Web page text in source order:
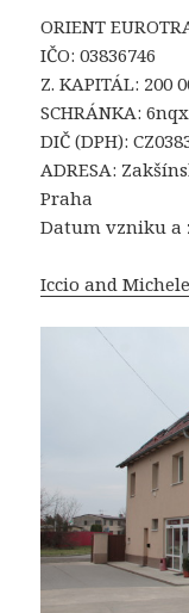
ORIENT
IČO: 03836746
Z. KAPITÁL: 200
SCHRÁNKA:
DIČ (DPH):
ADRESA:
Praha
Datum vzniku a
Iccio and